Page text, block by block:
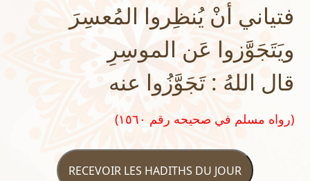
فتياني أنْ يُنظِروا المُعسِرَ
ويَتَجَوَّزوا عَن الموسِرِ
قال اللهُ : تَجَوَّزُوا عنه
(رواه مسلم في صحيحه رقم ١٥٦٠)
RECEVOIR LES HADITHS DU JOUR